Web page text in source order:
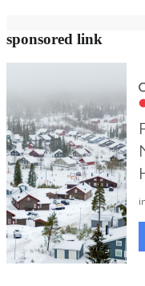
sponsored link